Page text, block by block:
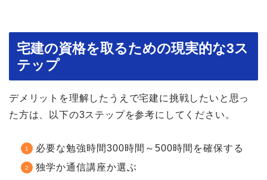
宅建の資格を取るための現実的な3ス
テップ
デメリットを理解したうえで宅建に挑戦したいと思っ
た方は、以下の3ステップを参考にしてください。
必要な勉強時間300時間～500時間を確保する
独学か通信講座か選ぶ